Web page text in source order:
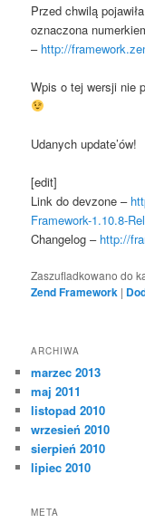
Przed chwilą
oznaczona
– http://
Wpis o tej wersji nie
Udanych update’ów!
[edit]
Link do devzone –
Framework-1.10.8-
Changelog – http://
Zaszufladkowano do
Zend Framework |
ARCHIWA
marzec 2013
maj 2011
listopad 2010
wrzesień 2010
sierpień 2010
lipiec 2010
META